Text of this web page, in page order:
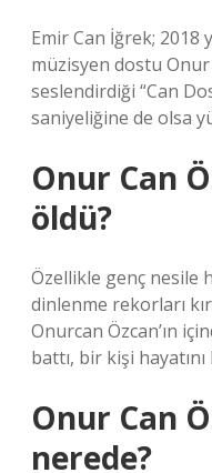
Emir Can İğrek; 2018
müzisyen dostu Onur
seslendirdiği “Can
saniyeliğine de olsa
Onur Can
öldü?
Özellikle genç nesile
dinlenme rekorları
Onurcan Özcan’ın
battı, bir kişi
Onur Can
nerede?